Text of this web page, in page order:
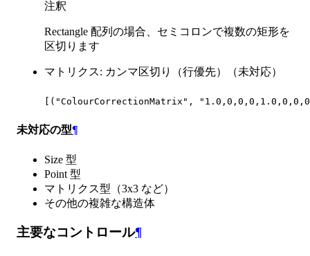
注釈
Rectangle 配列の場合、セミコロンで複数の矩形を
区切ります
マトリクス: カンマ区切り（行優先）（未対応）
[("ColourCorrectionMatrix",
未対応の型¶
Size 型
Point 型
マトリクス型（3x3 など）
その他の複雑な構造体
主要なコントロール¶